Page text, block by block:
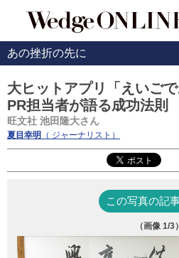
あの挫折の先に
大ヒットアプリ「えいごで
PR担当者が語る成功法則
旺文社 池田隆大さん
夏目幸明 （ ジャーナリスト）
この写真の記
（画像 1/3）